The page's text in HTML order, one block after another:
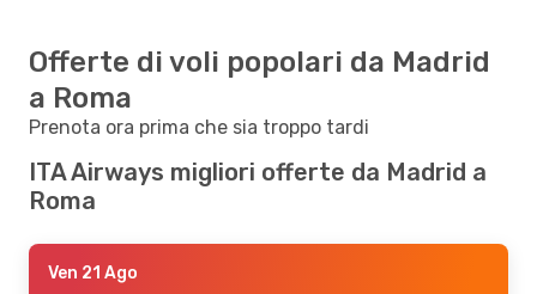
Offerte di voli popolari da Madrid
a Roma
Prenota ora prima che sia troppo tardi
ITA Airways migliori offerte da Madrid a
Roma
Ven 21 Ago